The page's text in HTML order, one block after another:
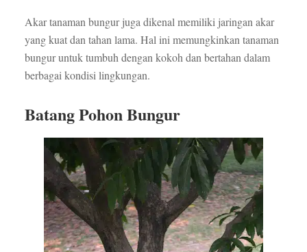
Akar tanaman bungur juga dikenal memiliki jaringan akar
yang kuat dan tahan lama. Hal ini memungkinkan tanaman
bungur untuk tumbuh dengan kokoh dan bertahan dalam
berbagai kondisi lingkungan.
Batang Pohon Bungur